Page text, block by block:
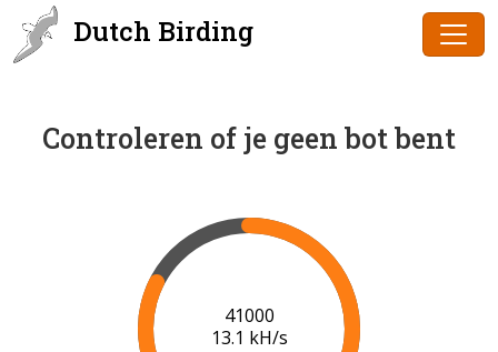
Dutch Birding
Controleren of je geen bot bent
41000
13.1 kH/s